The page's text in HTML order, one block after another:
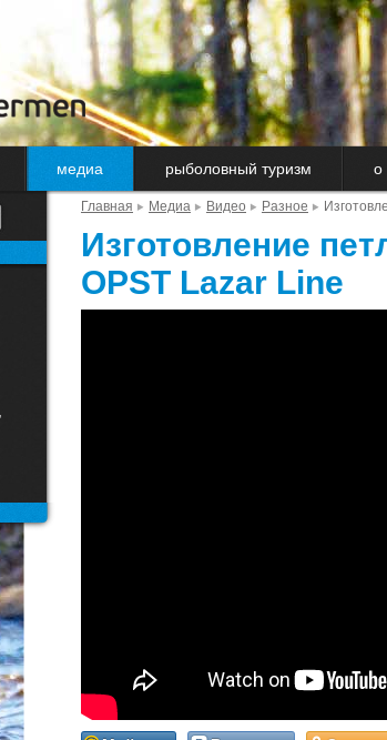
медиа рыболовный туризм о
Главная Медиа Видео Разное
Изготовление
OPST Lazar Line